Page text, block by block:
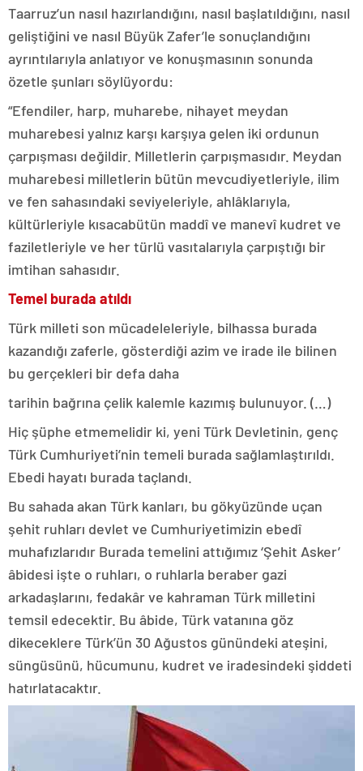
Taarruz’un nasıl hazırlandığını, nasıl başlatıldığını, nasıl
geliştiğini ve nasıl Büyük Zafer’le sonuçlandığını
ayrıntılarıyla anlatıyor ve konuşmasının sonunda
özetle şunları söylüyordu:
“Efendiler, harp, muharebe, nihayet meydan
muharebesi yalnız karşı karşıya gelen iki ordunun
çarpışması değildir. Milletlerin çarpışmasıdır. Meydan
muharebesi milletlerin bütün mevcudiyetleriyle, ilim
ve fen sahasındaki seviyeleriyle, ahlâklarıyla,
kültürleriyle kısacabütün maddî ve manevî kudret ve
faziletleriyle ve her türlü vasıtalarıyla çarpıştığı bir
imtihan sahasıdır.
Temel burada atıldı
Türk milleti son mücadeleleriyle, bilhassa burada
kazandığı zaferle, gösterdiği azim ve irade ile bilinen
bu gerçekleri bir defa daha
tarihin bağrına çelik kalemle kazımış bulunuyor. (…)
Hiç şüphe etmemelidir ki, yeni Türk Devletinin, genç
Türk Cumhuriyeti’nin temeli burada sağlamlaştırıldı.
Ebedi hayatı burada taçlandı.
Bu sahada akan Türk kanları, bu gökyüzünde uçan
şehit ruhları devlet ve Cumhuriyetimizin ebedî
muhafızlarıdır Burada temelini attığımız ‘Şehit Asker’
âbidesi işte o ruhları, o ruhlarla beraber gazi
arkadaşlarını, fedakâr ve kahraman Türk milletini
temsil edecektir. Bu âbide, Türk vatanına göz
dikeceklere Türk’ün 30 Ağustos günündeki ateşini,
süngüsünü, hücumunu, kudret ve iradesindeki şiddeti
hatırlatacaktır.